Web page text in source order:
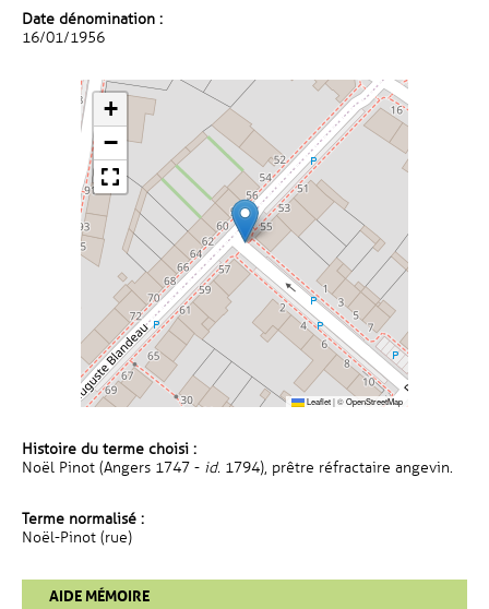
Date dénomination :
16/01/1956
+
−
Leaflet|©OpenStreetMap
Histoire du terme choisi :
Noël Pinot (Angers 1747 - id. 1794), prêtre réfractaire angevin.
Terme normalisé :
Noël-Pinot (rue)
AIDE MÉMOIRE